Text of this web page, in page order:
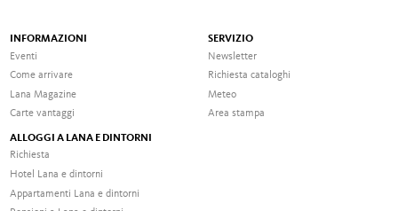
INFORMAZIONI
Eventi
Come arrivare
Lana Magazine
Carte vantaggi
SERVIZIO
Newsletter
Richiesta cataloghi
Meteo
Area stampa
ALLOGGI A LANA E DINTORNI
Richiesta
Hotel Lana e dintorni
Appartamenti Lana e dintorni